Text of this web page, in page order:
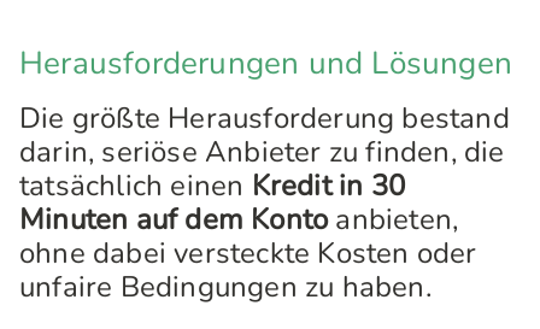
Herausforderungen und Lösungen
Die größte Herausforderung bestand
darin, seriöse Anbieter zu finden, die
tatsächlich einen Kredit in 30
Minuten auf dem Kontoanbieten,
ohne dabei versteckte Kosten oder
unfaire Bedingungen zu haben.